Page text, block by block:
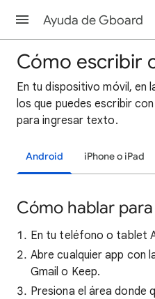
Ayuda de Gboard
Cómo escribir
En tu dispositivo móvil, en
los que puedes escribir
para ingresar texto.
Android iPhone o iPad
Cómo hablar
En tu teléfono o tablet
Abre cualquier app con
Gmail o Keep.
Presiona el área donde